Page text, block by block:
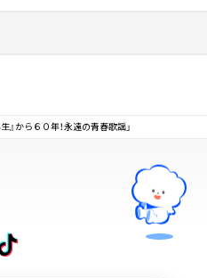
』から６０年！永遠の青春歌謡」